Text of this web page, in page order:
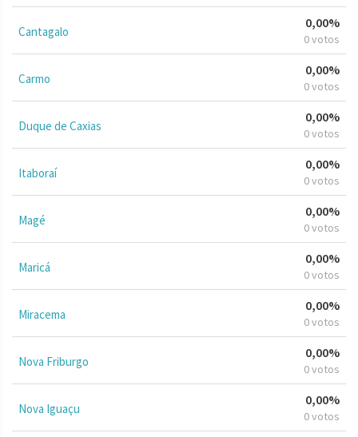
Cantagalo
0,00%
0 votos
Carmo
0,00%
0 votos
Duque de Caxias
0,00%
0 votos
Itaboraí
0,00%
0 votos
Magé
0,00%
0 votos
Maricá
0,00%
0 votos
Miracema
0,00%
0 votos
Nova Friburgo
0,00%
0 votos
Nova Iguaçu
0,00%
0 votos